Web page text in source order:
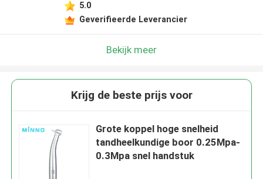
5.0
Geverifieerde Leverancier
Bekijk meer
Krijg de beste prijs voor
Grote koppel hoge snelheid
tandheelkundige boor 0.25Mpa-
0.3Mpa snel handstuk